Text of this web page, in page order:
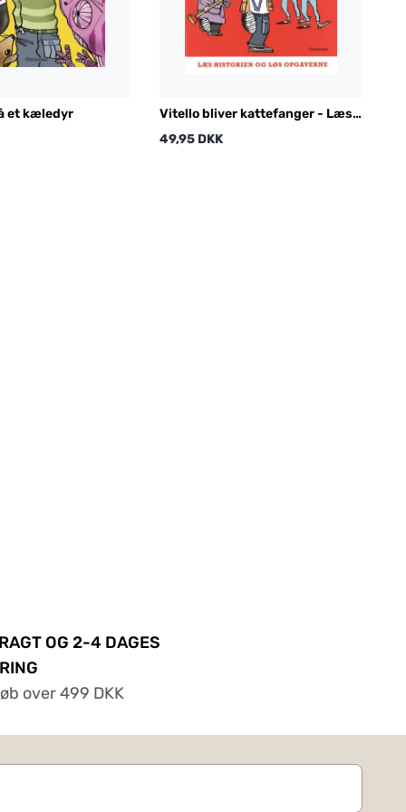
et kæledyr
Vitello bliver kattefanger - Læs
historien og løs opgaverne
49,95 DKK
OG 2-4 DAGES
over 499 DKK